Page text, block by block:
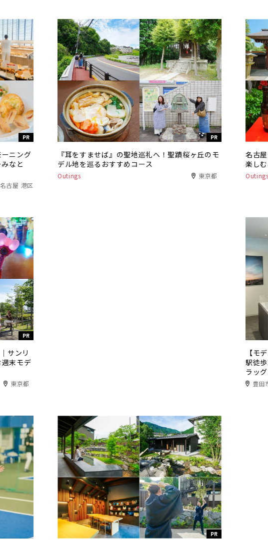
PR
ーニング
なと
名古屋 港区
PR
『耳をすませば』の聖地巡礼へ！聖蹟桜ヶ丘のモ
デル地を巡るおすすめコース
Outings 東京都
名古
楽し
Outings
PR
サンリ
末モデ
東京都
【モ
駅徒
ラッ
豊田
PR